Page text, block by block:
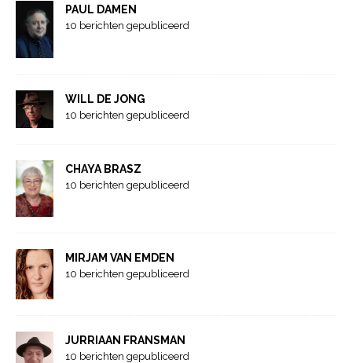
PAUL DAMEN
10 berichten gepubliceerd
WILL DE JONG
10 berichten gepubliceerd
CHAYA BRASZ
10 berichten gepubliceerd
MIRJAM VAN EMDEN
10 berichten gepubliceerd
JURRIAAN FRANSMAN
10 berichten gepubliceerd